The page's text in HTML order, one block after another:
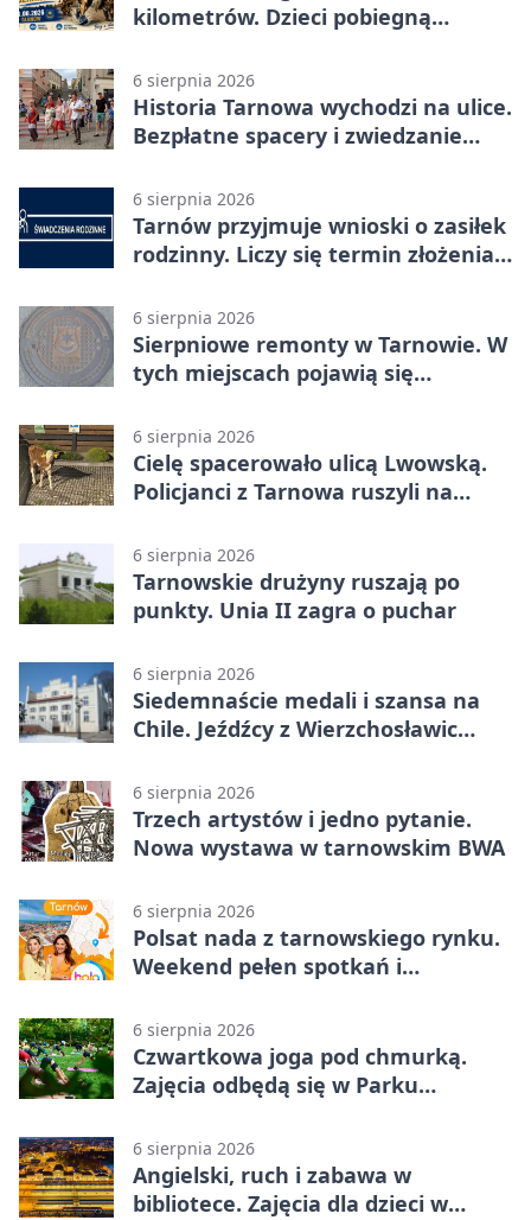
kilometrów. Dzieci pobiegną
6 sierpnia 2026
Historia Tarnowa wychodzi na ulice.
Bezpłatne spacery i zwiedzanie
6 sierpnia 2026
Tarnów przyjmuje wnioski o zasiłek
rodzinny. Liczy się termin złożenia
6 sierpnia 2026
Sierpniowe remonty w Tarnowie. W
tych miejscach pojawią się
6 sierpnia 2026
Cielę spacerowało ulicą Lwowską.
Policjanci z Tarnowa ruszyli na
6 sierpnia 2026
Tarnowskie drużyny ruszają po
punkty. Unia II zagra o puchar
6 sierpnia 2026
Siedemnaście medali i szansa na
Chile. Jeźdźcy z Wierzchosławic
6 sierpnia 2026
Trzech artystów i jedno pytanie.
Nowa wystawa w tarnowskim BWA
6 sierpnia 2026
Polsat nada z tarnowskiego rynku.
Weekend pełen spotkań i
6 sierpnia 2026
Czwartkowa joga pod chmurką.
Zajęcia odbędą się w Parku
6 sierpnia 2026
Angielski, ruch i zabawa w
bibliotece. Zajęcia dla dzieci w